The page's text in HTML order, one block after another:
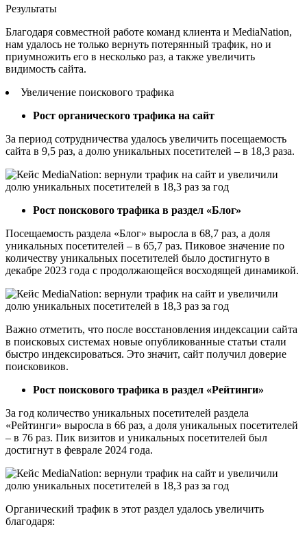
Результаты
Благодаря совместной работе команд клиента и MediaNation,
нам удалось не только вернуть потерянный трафик, но и
приумножить его в несколько раз, а также увеличить
видимость сайта.
Увеличение поискового трафика
Рост органического трафика на сайт
За период сотрудничества удалось увеличить посещаемость
сайта в 9,5 раз, а долю уникальных посетителей – в 18,3 раза.
Рост поискового трафика в раздел «Блог»
Посещаемость раздела «Блог» выросла в 68,7 раз, а доля
уникальных посетителей – в 65,7 раз. Пиковое значение по
количеству уникальных посетителей было достигнуто в
декабре 2023 года с продолжающейся восходящей динамикой.
Важно отметить, что после восстановления индексации сайта
в поисковых системах новые опубликованные статьи стали
быстро индексироваться. Это значит, сайт получил доверие
поисковиков.
Рост поискового трафика в раздел «Рейтинги»
За год количество уникальных посетителей раздела
«Рейтинги» выросла в 66 раз, а доля уникальных посетителей
– в 76 раз. Пик визитов и уникальных посетителей был
достигнут в феврале 2024 года.
Органический трафик в этот раздел удалось увеличить
благодаря: